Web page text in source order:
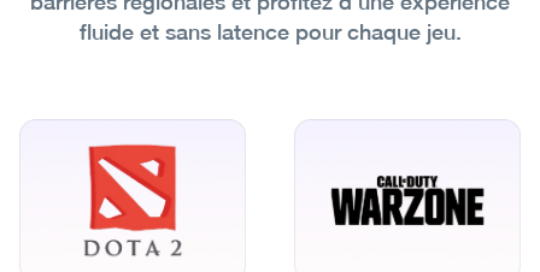
fluide et sans latence pour chaque jeu.